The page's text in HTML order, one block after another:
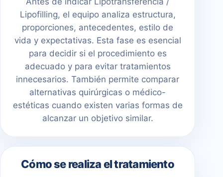
Lipofilling, el equipo analiza estructura,
proporciones, antecedentes, estilo de
vida y expectativas. Esta fase es esencial
para decidir si el procedimiento es
adecuado y para evitar tratamientos
innecesarios. También permite comparar
alternativas quirúrgicas o médico-
estéticas cuando existen varias formas de
alcanzar un objetivo similar.
Cómo se realiza el tratamiento